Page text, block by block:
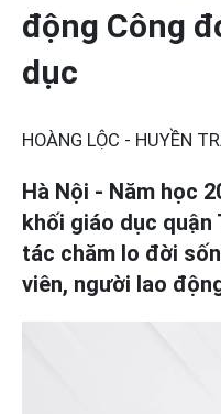
động Công
dục
HOÀNG LỘC - HUYỀN
Hà Nội - Năm học
khối giáo dục quận
tác chăm lo đời
viên, người lao